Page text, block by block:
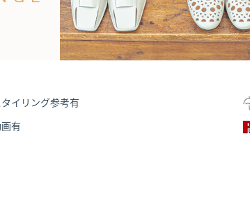
イリング参考有
有